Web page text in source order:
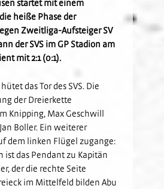
startet mit einem
heiße Phase der
Zweitliga-Aufsteiger SV
der SVS im GP Stadion am
mit 2:1 (0:1).
das Tor des SVS. Die
der Dreierkette
Knipping, Max Geschwill
Boller. Ein weiterer
dem linken Flügel zugange:
ist das Pendant zu Kapitän
der die rechte Seite
im Mittelfeld bilden Abu